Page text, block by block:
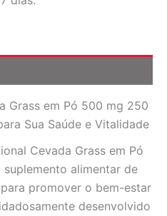
Grass em Pó 500 mg 250
Sua Saúde e Vitalidade
Cevada Grass em Pó
alimentar de
promover o bem-estar
desenvolvido